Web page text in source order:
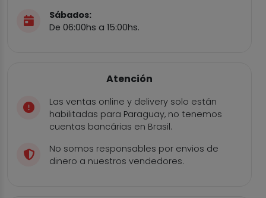
Sábados:
De 06:00hs a 15:00hs.
Atención
Las ventas online y delivery solo están
habilitadas para Paraguay, no tenemos
cuentas bancárias en Brasil.
No somos responsables por envios de
dinero a nuestros vendedores.